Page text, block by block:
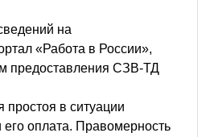
на
«Работа в России»,
предоставления СЗВ-ТД
в ситуации
его оплата. Правомерность